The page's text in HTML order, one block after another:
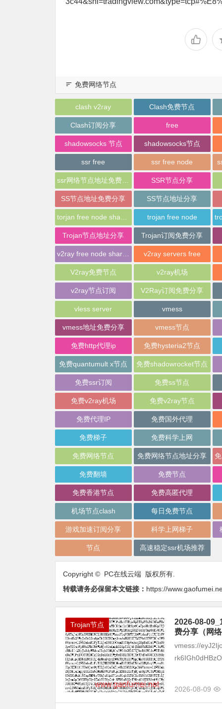
免费网络节点
clash v2ray Clash免费节点
Clash订阅分享 free
shadowsocks 节点 shadowsocks节点
ssr free ssr free node
SSR节点分享
SS节点地址免费分享 SS节点地址分享
trojan free node
Trojan节点地址分享 Trojan订阅免费分享
v2ray servers free
V2ray免费节点 v2ray机场
v2ray节点订阅 V2Ray订阅免费分享
vless server vmess
vmess地址免费分享 vmess节点
免费http代理ip 免费hysteria2节点
免费quantumult x节点 免费shadowrocket节点
免费ssr订阅 免费ss节点
免费v2ray机场 免费v2ray节点
免费代理IP 免费国外代理
免费梯子 免费科学上网
免费网络节点 免费网络节点地址分享
免费翻墙 免费节点
免费香港节点 免费高匿代理
机场节点clash 每日免费节点
游戏加速订阅分享 科学上网梯子
节点 高速稳定ssr机场推荐
Copyright © PC在线云端 版权所有.
转载请务必保留本文链接： https://
Trojan节点
2026-08-
费分享（网
vmess://
2026-08-09